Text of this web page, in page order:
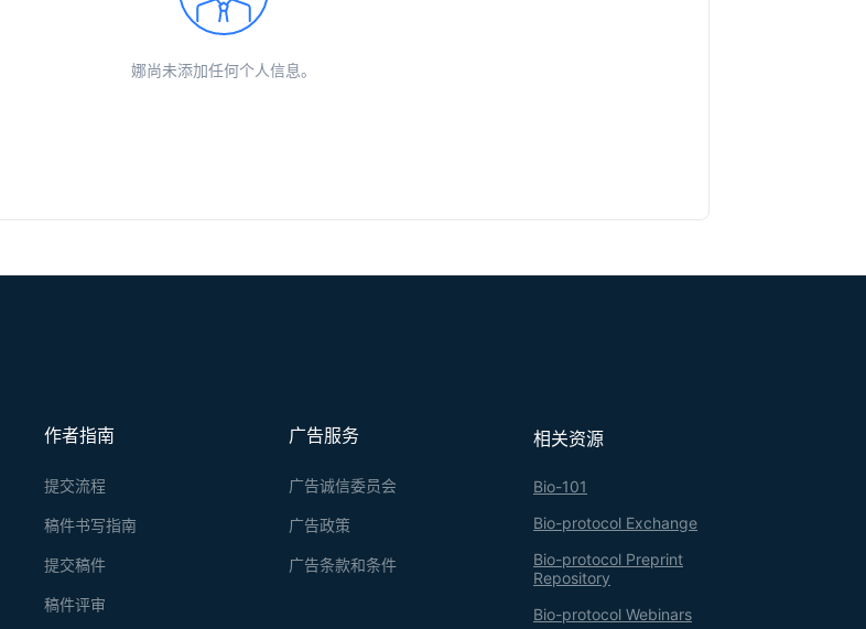
娜尚未添加任何个人信息。
相关资源
Bio-101
Bio-protocol Exchange
Bio-protocol Preprint
Repository
Bio-protocol Webinars
广告服务
广告诚信委员会
广告政策
广告条款和条件
作者指南
提交流程
稿件书写指南
提交稿件
稿件评审